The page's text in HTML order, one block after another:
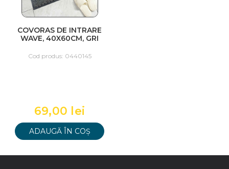
COVORAS DE INTRARE
WAVE, 40X60CM, GRI
Cod produs: 0440145
69,00 lei
ADAUGĂ ÎN COȘ